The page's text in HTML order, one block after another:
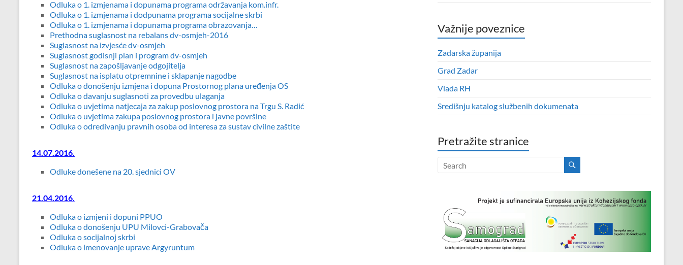
Odluka o 1. izmjenama i dopunama programa održavanja kom.infr.
Odluka o 1. izmjenama i dodpunama programa socijalne skrbi
Odluka o 1. izmjenama i dopunama programa obrazovanja…
Prethodna suglasnost na rebalans dv-osmjeh-2016
Suglasnost na izvjesće dv-osmjeh
Suglasnost godisnji plan i program dv-osmjeh
Suglasnost na zapošljavanje odgojitelja
Suglasnost na isplatu otpremnine i sklapanje nagodbe
Odluka o donošenju izmjena i dopuna Prostornog plana uređenja OS
Odluka o davanju suglasnoti za provedbu ulaganja
Odluka o uvjetima natjecaja za zakup poslovnog prostora na Trgu S. Radić
Odluka o uvjetima zakupa poslovnog prostora i javne površine
Odluka o odredivanju pravnih osoba od interesa za sustav civilne zaštite
14.07.2016.
Odluke donešene na 20. sjednici OV
21.04.2016.
Odluka o izmjeni i dopuni PPUO
Odluka o donošenju UPU Milovci-Grabovača
Odluka o socijalnoj skrbi
Odluka o imenovanje uprave Argyruntum
Važnije poveznice
Zadarska županija
Grad Zadar
Vlada RH
Središnju katalog službenih dokumenata
Pretražite stranice